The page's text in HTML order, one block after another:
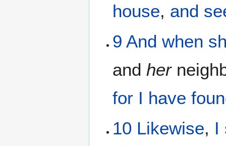
house, and
9 And when
andher
for I have
10 Likewise, I